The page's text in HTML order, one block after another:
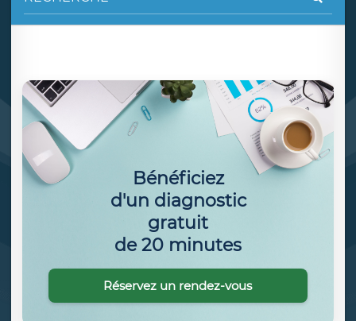
Bénéficiez
d'un diagnostic
gratuit
de 20 minutes
Réservez un rendez-vous